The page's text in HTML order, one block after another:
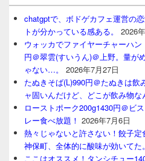
chatgptで、ボドゲカフェ運営の
トが分かっている感ある。
2026
ウォッカでファイヤーチャーハ
円＠翠雲(すいうん)＠上野。量が
ゃない…。
2026年7月27日
たぬきそば(L)990円＠たぬきは
ャ固いんだけど、どこが飲み物な
ローストポーク200g1430円＠ビ
レー食べ放題！ 2026年7月6日
熱々じゃないと許さない！餃子
神保町、全体的に酸味が効いてた。
ここはオススメ！タンシチュー